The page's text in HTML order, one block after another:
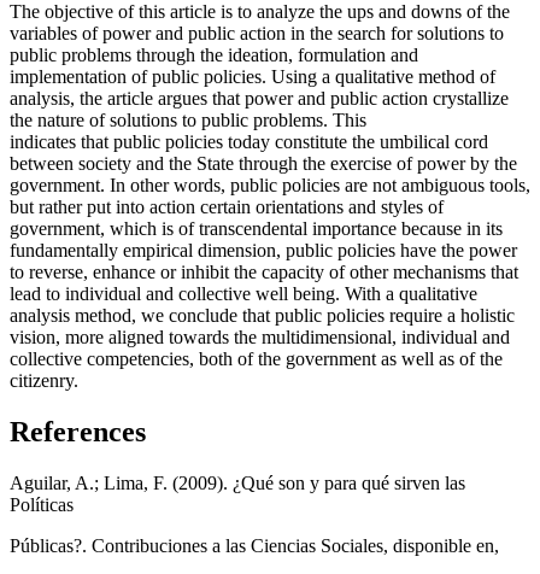
The objective of this article is to analyze the ups and downs of the
variables of power and public action in the search for solutions to
public problems through the ideation, formulation and
implementation of public policies. Using a qualitative method of
analysis, the article argues that power and public action crystallize
the nature of solutions to public problems. This
indicates that public policies today constitute the umbilical cord
between society and the State through the exercise of power by the
government. In other words, public policies are not ambiguous tools,
but rather put into action certain orientations and styles of
government, which is of transcendental importance because in its
fundamentally empirical dimension, public policies have the power
to reverse, enhance or inhibit the capacity of other mechanisms that
lead to individual and collective well being. With a qualitative
analysis method, we conclude that public policies require a holistic
vision, more aligned towards the multidimensional, individual and
collective competencies, both of the government as well as of the
citizenry.
References
Aguilar, A.; Lima, F. (2009). ¿Qué son y para qué sirven las
Políticas
Públicas?. Contribuciones a las Ciencias Sociales, disponible en,